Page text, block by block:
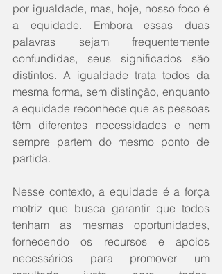
por igualdade, mas, hoje, nosso foco é
a equidade. Embora essas duas
palavras sejam frequentemente
confundidas, seus significados são
distintos. A igualdade trata todos da
mesma forma, sem distinção, enquanto
a equidade reconhece que as pessoas
têm diferentes necessidades e nem
sempre partem do mesmo ponto de
partida.
Nesse contexto, a equidade é a força
motriz que busca garantir que todos
tenham as mesmas oportunidades,
fornecendo os recursos e apoios
necessários para promover um